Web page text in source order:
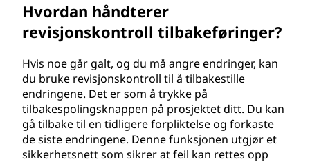
Hvordan håndterer
revisjonskontroll tilbakeføringer?
Hvis noe går galt, og du må angre endringer, kan
du bruke revisjonskontroll til å tilbakestille
endringene. Det er som å trykke på
tilbakespolingsknappen på prosjektet ditt. Du kan
gå tilbake til en tidligere forpliktelse og forkaste
de siste endringene. Denne funksjonen utgjør et
sikkerhetsnett som sikrer at feil kan rettes opp